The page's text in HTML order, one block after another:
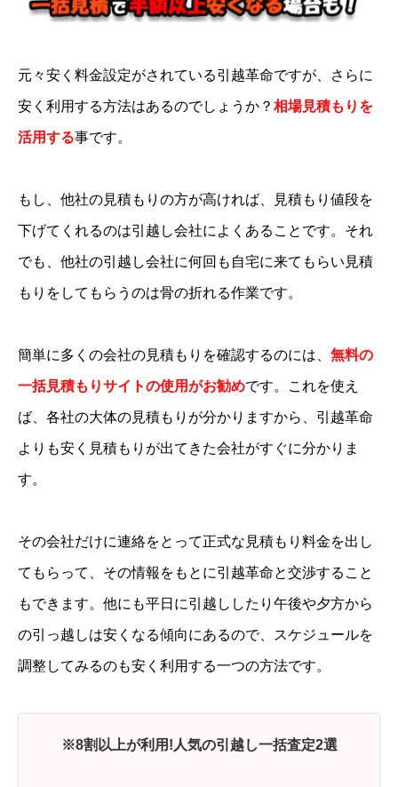
引越革命）」は本当に辞めといた方がいい。
②キャンセルした際、ダンボールの送料を未発
送であるにもかかわらず請求してくる
— のぞみ (@nozomi6188s) 2017年6月13日
元々安く料金設定がされている引越革命ですが、さらに
安く利用する方法はあるのでしょうか？ 相場見積もりを
活用する事です。
もし、他社の見積もりの方が高ければ、見積もり値段を
下げてくれるのは引越し会社によくあることです。それ
でも、他社の引越し会社に何回も自宅に来てもらい見積
もりをしてもらうのは骨の折れる作業です。
簡単に多くの会社の見積もりを確認するのには、 無料の
一括見積もりサイトの使用がお勧めです。これを使え
ば、各社の大体の見積もりが分かりますから、引越革命
よりも安く見積もりが出てきた会社がすぐに分かりま
す。
その会社だけに連絡をとって正式な見積もり料金を出し
てもらって、その情報をもとに引越革命と交渉すること
もできます。他にも平日に引越ししたり午後や夕方から
の引っ越しは安くなる傾向にあるので、スケジュールを
調整してみるのも安く利用する一つの方法です。
※8割以上が利用!人気の引越し一括査定2選